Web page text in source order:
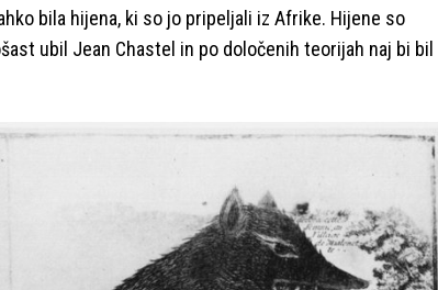
bila hijena, ki so jo pripeljali iz Afrike. Hijene so
ubil Jean Chastel in po določenih teorijah naj bi bil